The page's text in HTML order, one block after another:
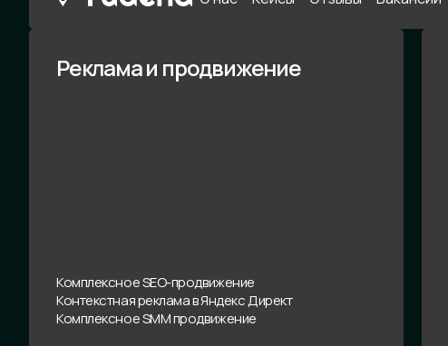
Реклама и продвижение
Комплексное SEO-продвижение
Контекстная реклама в Яндекс Директ
Комплексное SMM продвижение